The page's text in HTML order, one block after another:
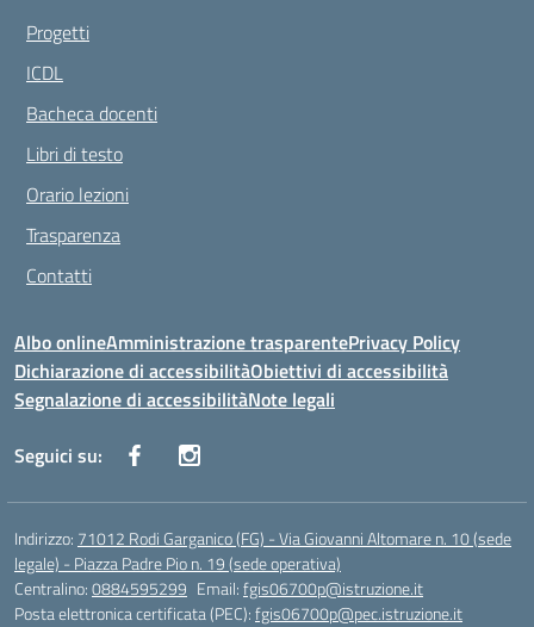
Progetti
ICDL
Bacheca docenti
Libri di testo
Orario lezioni
Trasparenza
Contatti
Albo onlineAmministrazione trasparentePrivacy Policy
Dichiarazione di accessibilitàObiettivi di accessibilità
Segnalazione di accessibilitàNote legali
Seguici su:
Indirizzo: 71012 Rodi Garganico (FG) - Via Giovanni Altomare n. 10 (sede
legale) - Piazza Padre Pio n. 19 (sede operativa)
Centralino:0884595299 Email:fgis06700p@istruzione.it
Posta elettronica certificata (PEC):fgis06700p@pec.istruzione.it